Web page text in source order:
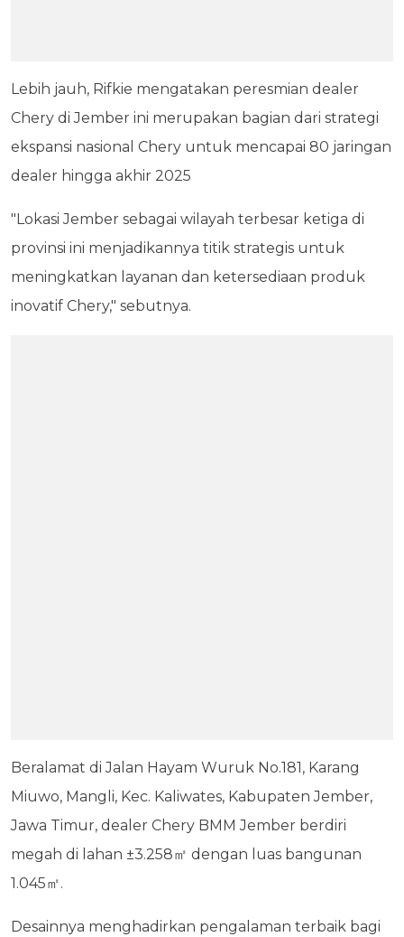
Lebih jauh, Rifkie mengatakan peresmian dealer
Chery di Jember ini merupakan bagian dari strategi
ekspansi nasional Chery untuk mencapai 80 jaringan
dealer hingga akhir 2025
"Lokasi Jember sebagai wilayah terbesar ketiga di
provinsi ini menjadikannya titik strategis untuk
meningkatkan layanan dan ketersediaan produk
inovatif Chery," sebutnya.
Beralamat di Jalan Hayam Wuruk No.181, Karang
Miuwo, Mangli, Kec. Kaliwates, Kabupaten Jember,
Jawa Timur, dealer Chery BMM Jember berdiri
megah di lahan ±3.258㎡ dengan luas bangunan
1.045㎡.
Desainnya menghadirkan pengalaman terbaik bagi